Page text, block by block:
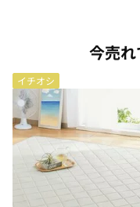
今売
イチオシ